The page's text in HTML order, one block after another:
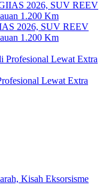
2026, SUV REEV
1.200 Km
Lewat Extra